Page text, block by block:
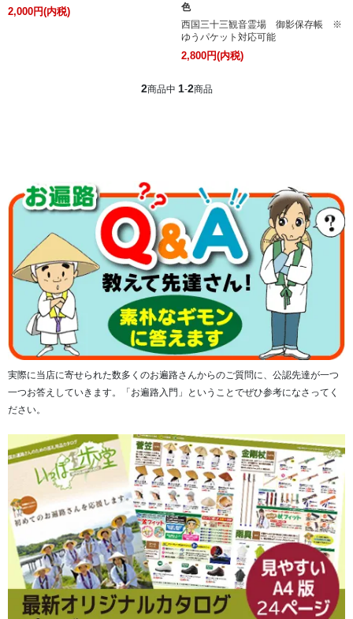
2,000円(内税)
色
西国三十三観音霊場 御影保存帳 ※
ゆうパケット対応可能
2,800円(内税)
2商品中 1-2商品
実際に当店に寄せられた数多くのお遍路さんからのご質問に、公認先達が一つ
一つお答えしていきます。「お遍路入門」ということでぜひ参考になさってく
ださい。